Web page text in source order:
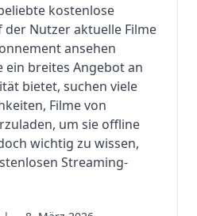
kostenlose
der Nutzer aktuelle Filme
ansehen
ein breites Angebot an
bietet, suchen viele
Filme von
um sie offline
wichtig zu wissen,
Streaming-